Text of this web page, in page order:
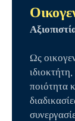
Ως
ποιότητα